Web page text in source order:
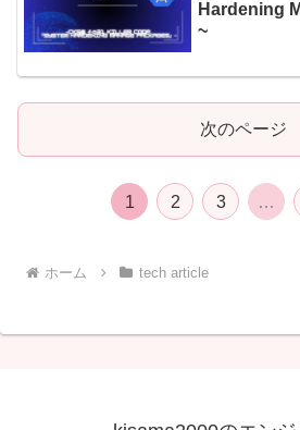
Hardening
~
次のページ
1 2 3 …
ホーム tech article